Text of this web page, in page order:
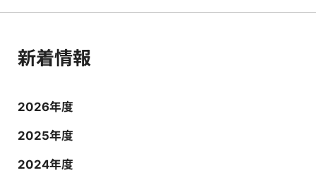
新着情報
2026年度
2025年度
2024年度